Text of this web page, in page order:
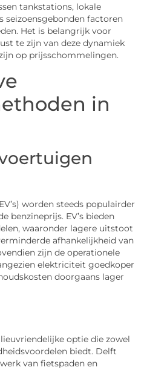
tankstations, lokale
seizoensgebonden factoren
Het is belangrijk voor
te zijn van deze dynamiek
op prijsschommelingen.
in
worden steeds populairder
benzineprijs. EV’s bieden
waaronder lagere uitstoot
afhankelijkheid van
zijn de operationele
elektriciteit goedkoper
doorgaans lager
optie die zowel
biedt. Delft
van fietspaden en